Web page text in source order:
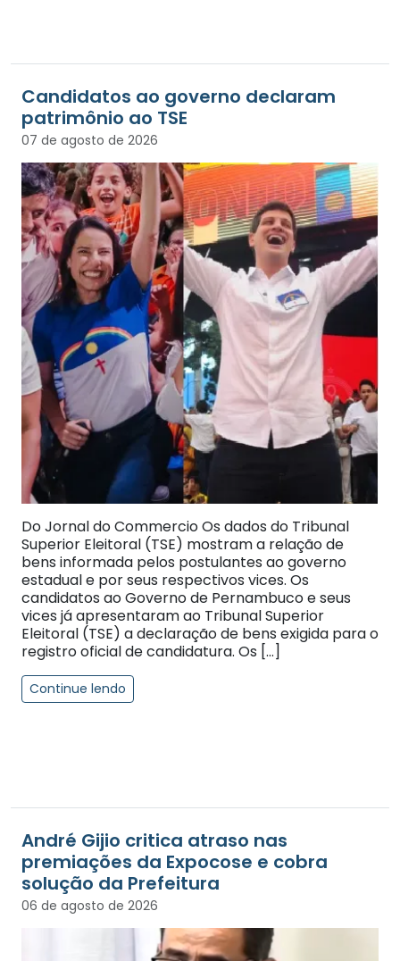
Candidatos ao governo declaram
patrimônio ao TSE
07 de agosto de 2026
Do Jornal do Commercio Os dados do Tribunal
Superior Eleitoral (TSE) mostram a relação de
bens informada pelos postulantes ao governo
estadual e por seus respectivos vices. ​Os
candidatos ao Governo de Pernambuco e seus
vices já apresentaram ao Tribunal Superior
Eleitoral (TSE) a declaração de bens exigida para o
registro oficial de candidatura. Os […]
Continue lendo
André Gijio critica atraso nas
premiações da Expocose e cobra
solução da Prefeitura
06 de agosto de 2026